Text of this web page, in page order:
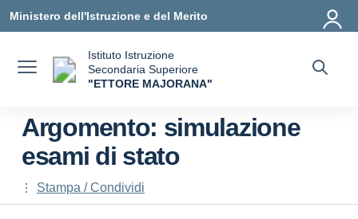
Ministero dell'Istruzione e del Merito
Istituto Istruzione
Secondaria Superiore
"ETTORE MAJORANA"
Argomento: simulazione
esami di stato
Stampa / Condividi